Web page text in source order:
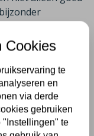
Cookies
te
en
via derde
gebruiken
"Instellingen" te